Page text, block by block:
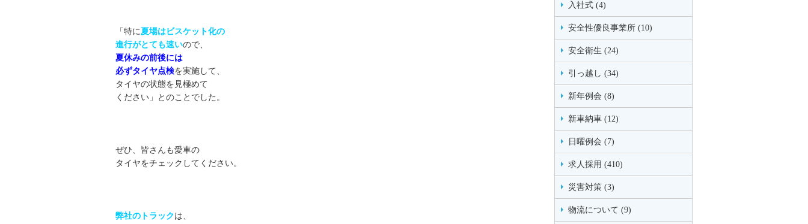
「特に夏場はビスケット化の
進行がとても速いので、
夏休みの前後には
必ずタイヤ点検を実施して、
タイヤの状態を見極めて
ください」とのことでした。
ぜひ、皆さんも愛車の
タイヤをチェックしてください。
弊社のトラック は、
入社式 (4)
安全性優良事業所 (10)
安全衛生 (24)
引っ越し (34)
新年例会 (8)
新車納車 (12)
日曜例会 (7)
求人採用 (410)
災害対策 (3)
物流について (9)